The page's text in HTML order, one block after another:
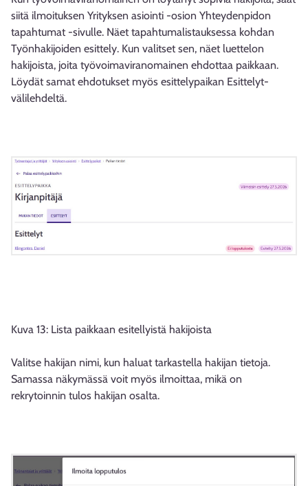
siitä ilmoituksen Yrityksen asiointi -osion Yhteydenpidon
tapahtumat -sivulle. Näet tapahtumalistauksessa kohdan
Työnhakijoiden esittely. Kun valitset sen, näet luettelon
hakijoista, joita työvoimaviranomainen ehdottaa paikkaan.
Löydät samat ehdotukset myös esittelypaikan Esittelyt-
välilehdeltä.
Kuva 13: Lista paikkaan esitellyistä hakijoista
Valitse hakijan nimi, kun haluat tarkastella hakijan tietoja.
Samassa näkymässä voit myös ilmoittaa, mikä on
rekrytoinnin tulos hakijan osalta.